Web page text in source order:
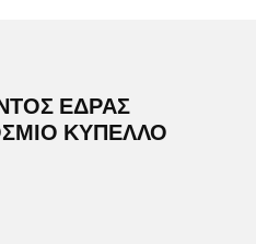
ΈΔΡΑΣ
ΚΎΠΕΛΛΟ